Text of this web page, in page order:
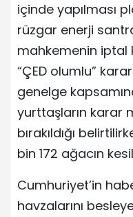
içinde yapılması
rüzgar enerji
mahkemenin iptal
“ÇED olumlu”
genelge
yurttaşların karar
bırakıldığı
bin 172 ağacın
Cumhuriyet’in
havzalarını